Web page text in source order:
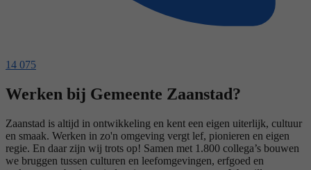
14 075
Werken bij Gemeente Zaanstad?
Zaanstad is altijd in ontwikkeling en kent een eigen uiterlijk, cultuur
en smaak. Werken in zo'n omgeving vergt lef, pionieren en eigen
regie. En daar zijn wij trots op! Samen met 1.800 collega’s bouwen
we bruggen tussen culturen en leefomgevingen, erfgoed en